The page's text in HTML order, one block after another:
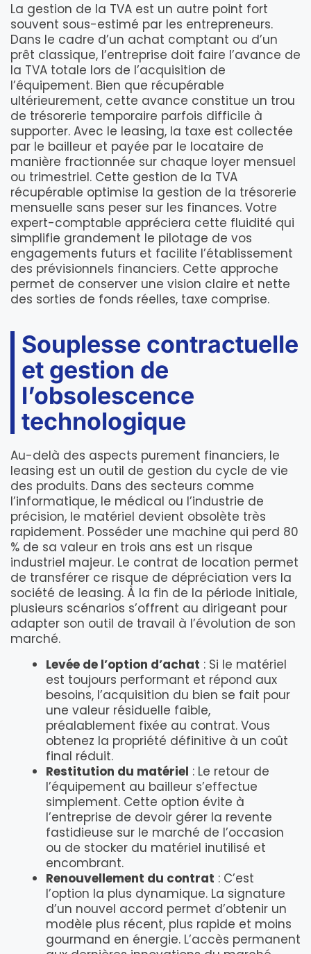
La gestion de la TVA est un autre point fort
souvent sous-estimé par les entrepreneurs.
Dans le cadre d’un achat comptant ou d’un
prêt classique, l’entreprise doit faire l’avance de
la TVA totale lors de l’acquisition de
l’équipement. Bien que récupérable
ultérieurement, cette avance constitue un trou
de trésorerie temporaire parfois difficile à
supporter. Avec le leasing, la taxe est collectée
par le bailleur et payée par le locataire de
manière fractionnée sur chaque loyer mensuel
ou trimestriel. Cette gestion de la TVA
récupérable optimise la gestion de la trésorerie
mensuelle sans peser sur les finances. Votre
expert-comptable appréciera cette fluidité qui
simplifie grandement le pilotage de vos
engagements futurs et facilite l’établissement
des prévisionnels financiers. Cette approche
permet de conserver une vision claire et nette
des sorties de fonds réelles, taxe comprise.
Souplesse contractuelle
et gestion de
l’obsolescence
technologique
Au-delà des aspects purement financiers, le
leasing est un outil de gestion du cycle de vie
des produits. Dans des secteurs comme
l’informatique, le médical ou l’industrie de
précision, le matériel devient obsolète très
rapidement. Posséder une machine qui perd 80
% de sa valeur en trois ans est un risque
industriel majeur. Le contrat de location permet
de transférer ce risque de dépréciation vers la
société de leasing. À la fin de la période initiale,
plusieurs scénarios s’offrent au dirigeant pour
adapter son outil de travail à l’évolution de son
marché.
Levée de l’option d’achat : Si le matériel
est toujours performant et répond aux
besoins, l’acquisition du bien se fait pour
une valeur résiduelle faible,
préalablement fixée au contrat. Vous
obtenez la propriété définitive à un coût
final réduit.
Restitution du matériel : Le retour de
l’équipement au bailleur s’effectue
simplement. Cette option évite à
l’entreprise de devoir gérer la revente
fastidieuse sur le marché de l’occasion
ou de stocker du matériel inutilisé et
encombrant.
Renouvellement du contrat : C’est
l’option la plus dynamique. La signature
d’un nouvel accord permet d’obtenir un
modèle plus récent, plus rapide et moins
gourmand en énergie. L’accès permanent